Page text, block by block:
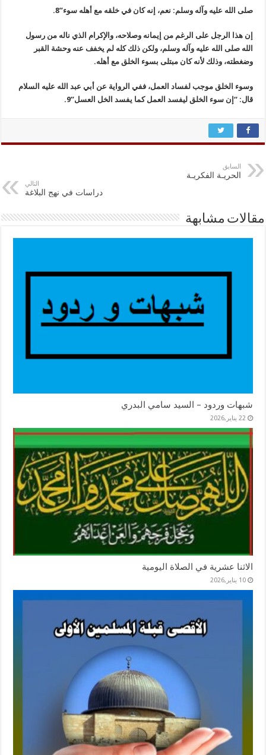
صلى الله عليه وآله وسلم: نعم، إنه كان في خلقه مع أهله سوء”8.
إن هذا الرجل على الرغم من إيمانه وصلاحه، والإكرام الذي ناله من رسول
الله صلى الله عليه وآله وسلم، ولكن ذلك كله لم يخفف عنه وحشة القبر
وضغطته، وذلك لأنه كان مبتلى بسوء الخلق مع أهله.
وسوء الخلق موجب لفساد العمل، ففي الرواية عن أبي عبد الله عليه السلام
قال: “إن سوء الخلق ليفسد العمل كما يفسد الخل العسل”9.
السابق
الحريـة الفكريـة
التالي
دراسات في نهج البلاغة
مقالات مشابهة
شبهات وردود – السيد سامي البدري
22 يناير,2026
الاثنا عشرية في الصلاة اليومية
10 يناير,2026